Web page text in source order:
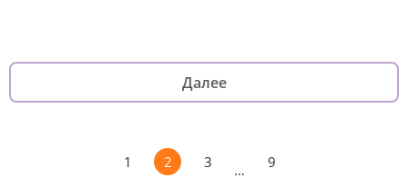
Далее
1 2 3 … 9